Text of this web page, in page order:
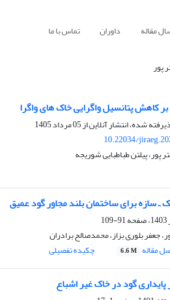
مقاله داوران تماس با ما
پور
کاهش پتانسیل واگرایی خاک های واگرا
شده، انتشار آنلاین از05 مرداد 1405
10.22034/
پور، پیلتن طباطبایی شوریجه
سازه برای ساختمان بلند مجاور گود عمیق
91-109
جعفر بلوری بزاز، محمدصالح برادران
مقاله 6.6 M چکیده تفصیلی
گود در خاک غیر اشباع